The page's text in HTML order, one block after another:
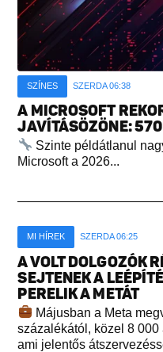
SZÍNES SZERDA 06:38
A MICROSOFT
JAVÍTÁSÖZÖNE:
Szinte példátlanul
Microsoft a 2026...
MI HÍREK SZERDA 06:25
A VOLT DOLGOZÓK
SEJTENEK A
PERELIK A METÁT
Májusban a Meta
százalékától, közel 8
ami jelentős